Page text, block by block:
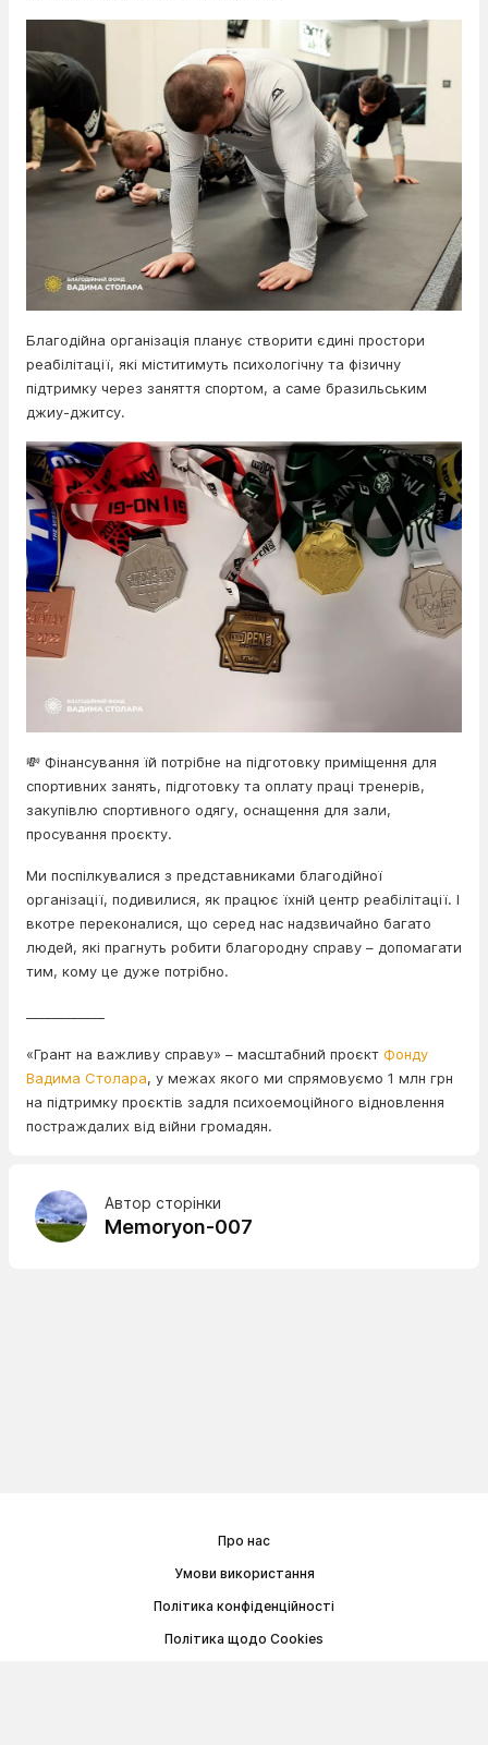
Благодійна організація планує створити єдині простори
реабілітації, які міститимуть психологічну та фізичну
підтримку через заняття спортом, а саме бразильським
джиу-джитсу.
💸 Фінансування їй потрібне на підготовку приміщення для
спортивних занять, підготовку та оплату праці тренерів,
закупівлю спортивного одягу, оснащення для зали,
просування проєкту.
Ми поспілкувалися з представниками благодійної
організації, подивилися, як працює їхній центр реабілітації. І
вкотре переконалися, що серед нас надзвичайно багато
людей, які прагнуть робити благородну справу – допомагати
тим, кому це дуже потрібно.
«Грант на важливу справу» – масштабний проєкт Фонду
Вадима Столара, у межах якого ми спрямовуємо 1 млн грн
на підтримку проєктів задля психоемоційного відновлення
постраждалих від війни громадян.
Автор сторінки
Memoryon-007
Про нас
Умови використання
Політика конфіденційності
Політика щодо Cookies